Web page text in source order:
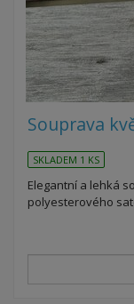
Souprava
SKLADEM 1 KS
Elegantní a lehká
polyesterového